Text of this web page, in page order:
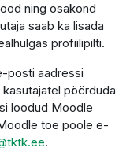
ning osakond
saab ka lisada
profiilipilti.
posti aadressi
pöörduda
loodud Moodle
toe poole e-
.